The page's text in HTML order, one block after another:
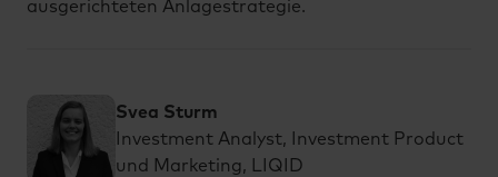
ausgerichteten Anlagestrategie.
Svea Sturm
Investment Analyst, Investment Product
und Marketing, LIQID